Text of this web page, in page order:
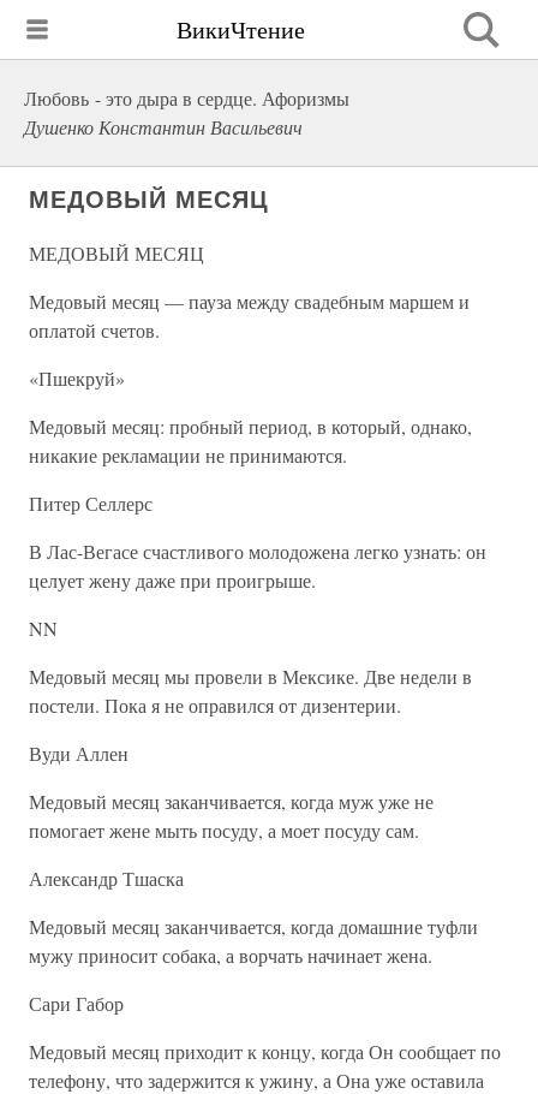
ВикиЧтение
Любовь - это дыра в сердце. Афоризмы
Душенко Константин Васильевич
МЕДОВЫЙ МЕСЯЦ
МЕДОВЫЙ МЕСЯЦ
Медовый месяц — пауза между свадебным маршем и
оплатой счетов.
«Пшекруй»
Медовый месяц: пробный период, в который, однако,
никакие рекламации не принимаются.
Питер Селлерс
В Лас-Вегасе счастливого молодожена легко узнать: он
целует жену даже при проигрыше.
NN
Медовый месяц мы провели в Мексике. Две недели в
постели. Пока я не оправился от дизентерии.
Вуди Аллен
Медовый месяц заканчивается, когда муж уже не
помогает жене мыть посуду, а моет посуду сам.
Александр Тшаска
Медовый месяц заканчивается, когда домашние туфли
мужу приносит собака, а ворчать начинает жена.
Сари Габор
Медовый месяц приходит к концу, когда Он сообщает по
телефону, что задержится к ужину, а Она уже оставила